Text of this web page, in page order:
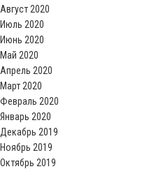
Август 2020
Июль 2020
Июнь 2020
Май 2020
Апрель 2020
Март 2020
Февраль 2020
Январь 2020
Декабрь 2019
Ноябрь 2019
Октябрь 2019